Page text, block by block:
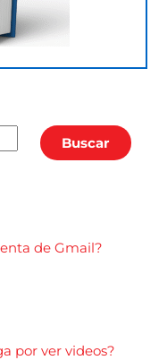
Buscar
de Gmail?
por ver videos?